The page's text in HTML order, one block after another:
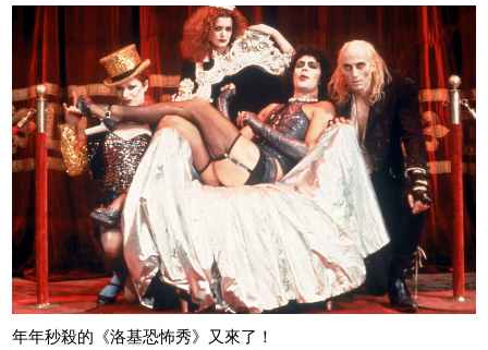
年年秒殺的《洛基恐怖秀》又來了！